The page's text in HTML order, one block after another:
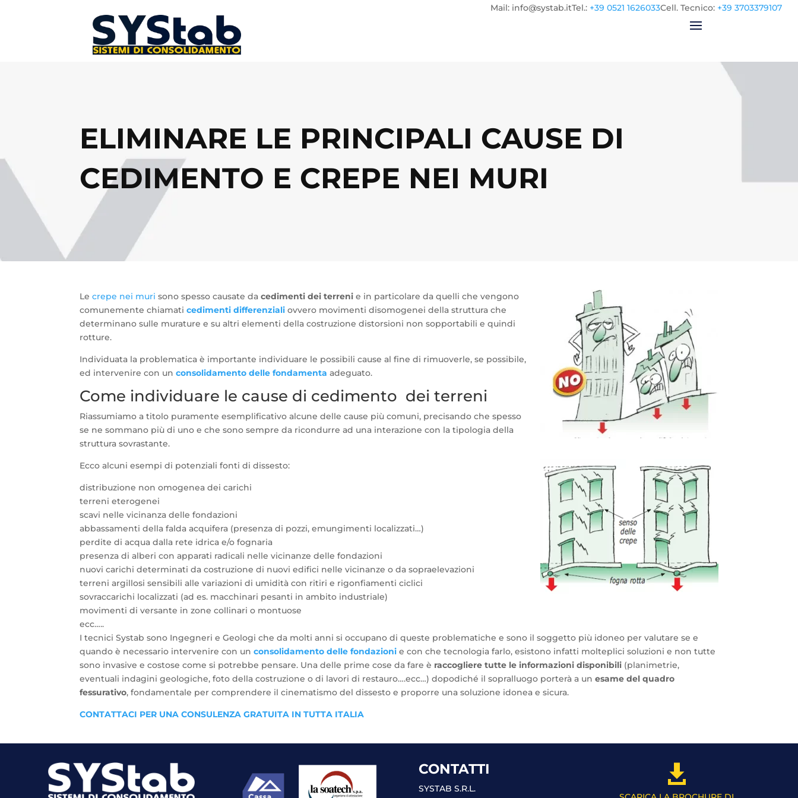
Cell. Tecnico: +39 3703379107
Tel.: +39 0521 1626033
Mail: info@systab.it
ELIMINARE LE PRINCIPALI CAUSE DI
CEDIMENTO E CREPE NEI MURI
Le crepe nei muri sono spesso causate da cedimenti dei terreni e in particolare da quelli che vengono
comunemente chiamaticedimenti differenzialiovvero movimenti disomogenei della struttura che
determinano sulle murature e su altri elementi della costruzione distorsioni non sopportabili e quindi
rotture.
Individuata la problematica è importante individuare le possibili cause al fine di rimuoverle, se possibile,
ed intervenire con unconsolidamento delle fondamenta adeguato.
Come individuare le cause di cedimento dei terreni
Riassumiamo a titolo puramente esemplificativo alcune delle cause più comuni, precisando che spesso
se ne sommano più di uno e che sono sempre da ricondurre ad una interazione con la tipologia della
struttura sovrastante.
Ecco alcuni esempi di potenziali fonti di dissesto:
distribuzione non omogenea dei carichi
terreni eterogenei
scavi nelle vicinanza delle fondazioni
abbassamenti della falda acquifera (presenza di pozzi, emungimenti localizzati…)
perdite di acqua dalla rete idrica e/o fognaria
presenza di alberi con apparati radicali nelle vicinanze delle fondazioni
nuovi carichi determinati da costruzione di nuovi edifici nelle vicinanze o da sopraelevazioni
terreni argillosi sensibili alle variazioni di umidità con ritiri e rigonfiamenti ciclici
sovraccarichi localizzati (ad es. macchinari pesanti in ambito industriale)
movimenti di versante in zone collinari o montuose
ecc…..
I tecnici Systab sono Ingegneri e Geologi che da molti anni si occupano di queste problematiche e sono il soggetto più idoneo per valutare se e
quando è necessario intervenire con unconsolidamento delle fondazionie con che tecnologia farlo, esistono infatti molteplici soluzioni e non tutte
sono invasive e costose come si potrebbe pensare. Una delle prime cose da fare è raccogliere tutte le informazioni disponibili (planimetrie,
eventuali indagini geologiche, foto della costruzione o di lavori di restauro….ecc…) dopodiché il sopralluogo porterà a unesame del quadro
fessurativo, fondamentale per comprendere il cinematismo del dissesto e proporre una soluzione idonea e sicura.
CONTATTACI PER UNA CONSULENZA GRATUITA IN TUTTA ITALIA
CONTATTI
SYSTAB S.R.L.
